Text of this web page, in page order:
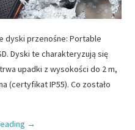
dyski przenośne: Portable
Dyski te charakteryzują się
upadki z wysokości do 2 m,
(certyfikat IP55). Co zostało
→